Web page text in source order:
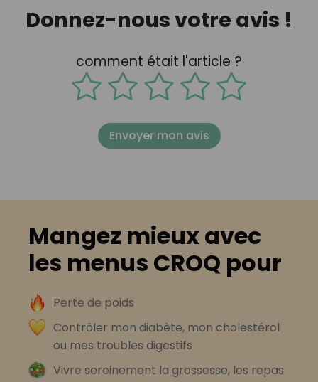
Donnez-nous votre avis !
comment était l'article ?
Envoyer mon avis
Mangez mieux avec
les menus CROQ pour
Perte de poids
Contrôler mon diabète, mon cholestérol
ou mes troubles digestifs
Vivre sereinement la grossesse, les repas